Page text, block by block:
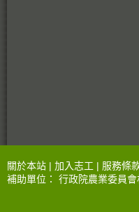
關於本站 | 加入志工 | 服務條
補助單位： 行政院農業委員會